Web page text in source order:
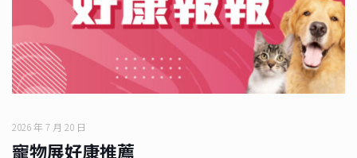
2026 年 7 月 20 日
寵物展好康推薦